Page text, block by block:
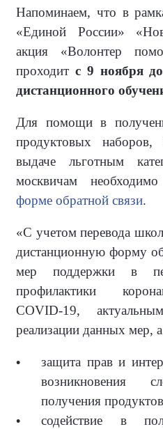
Напоминаем, что в
«Единой России»
акция «Волонтер
проходит с 9 ноября
дистанционного
Для помощи в
продуктовых
выдаче льготным
москвичам
форме обратной связи.
«С учетом перевода
дистанционную форму
мер поддержки в
профилактики
COVID-19,
реализации данных мер,
защита прав и
возникновения
получения
содействие в